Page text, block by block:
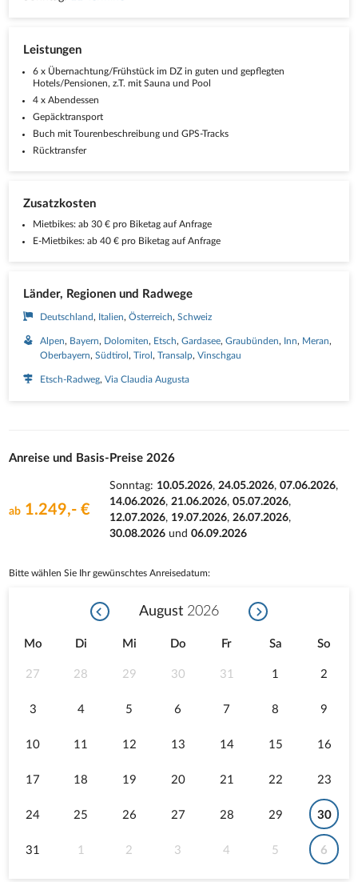
Leistungen
6 x Übernachtung/Frühstück im DZ in guten und gepflegten
Hotels/Pensionen, z.T. mit Sauna und Pool
4 x Abendessen
Gepäcktransport
Buch mit Tourenbeschreibung und GPS-Tracks
Rücktransfer
Zusatzkosten
Mietbikes: ab 30 € pro Biketag auf Anfrage
E-Mietbikes: ab 40 € pro Biketag auf Anfrage
Länder, Regionen und Radwege
Deutschland Italien Österreich Schweiz
Alpen Bayern Dolomiten Etsch Gardasee Graubünden Inn
Meran
Oberbayern
Südtirol Tirol Transalp Vinschgau
Etsch-Radweg Via Claudia Augusta
Anreise und Basis-Preise 2026
ab 1.249,- €
Sonntag: 10.05.2026,24.05.2026,07.06.2026,
14.06.2026,21.06.2026,05.07.2026,
12.07.2026, 19.07.2026,26.07.2026,
30.08.2026 und06.09.2026
Bitte wählen Sie Ihr gewünschtes Anreisedatum:
August 2026
Mo Di Mi Do Fr Sa So
27 28 29 30 31 1 2
3 4 5 6 7 8 9
10 11 12 13 14 15 16
17 18 19 20 21 22 23
24 25 26 27 28 29 30
31 1 2 3 4 5 6